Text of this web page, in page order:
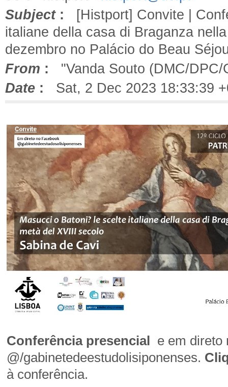
Subject: [Histport] Convite |
italiane della casa di Braganza
dezembro no Palácio do Beau
From : "Vanda Souto (DMC/DPC/
Date : Sat, 2 Dec 2023 18:33:39
Conferência presencial e em direto
@/gabinetedeestudolisiponenses.
à conferência.